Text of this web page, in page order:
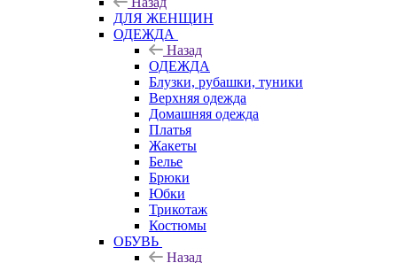
ДЛЯ ЖЕНЩИН
ОДЕЖДА
Назад
ОДЕЖДА
Блузки, рубашки, туники
Верхняя одежда
Домашняя одежда
Платья
Жакеты
Белье
Брюки
Юбки
Трикотаж
Костюмы
ОБУВЬ
Назад